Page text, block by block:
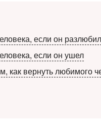
если он разлюбил
если он ушел
как вернуть любимого